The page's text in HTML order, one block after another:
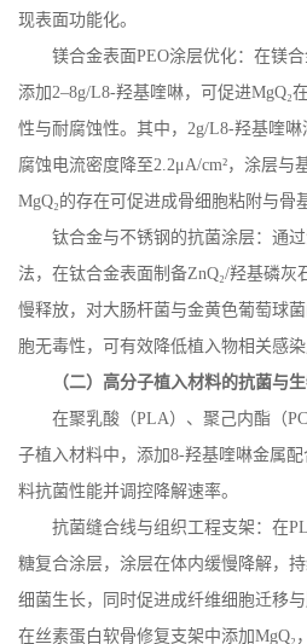
现表面功能化。
镁合金表面PEO涂层优化：在镁
添加 2–8g/L8-羟基喹啉，可促进MgQ₂
性与耐腐蚀性。其中， 2g/L8-羟基喹啉
腐蚀电流密度降至2.2μ A/cm²，涂层与
MgQ₂的存在可促进成骨细胞粘附与骨
钛合金与不锈钢的抗菌涂层：通
法，在钛合金表面制备ZnQ₂/羟基磷灰
慢释放，对大肠杆菌与金黄色葡萄球
胞无毒性，可有效降低植入物相关感染
（二）高分子植入材料的抗菌与
在聚乳酸（PLA）、聚己内酯（
子植入材料中，添加8-羟基喹啉金属
料抗菌性能并调控降解速率。
抗菌缝合线与组织工程支架：在
糖复合涂层，涂层在体内缓慢降解，
细菌生长，同时促进成纤维细胞迁移
在丝素蛋白软骨修复支架中添加MgQ₂